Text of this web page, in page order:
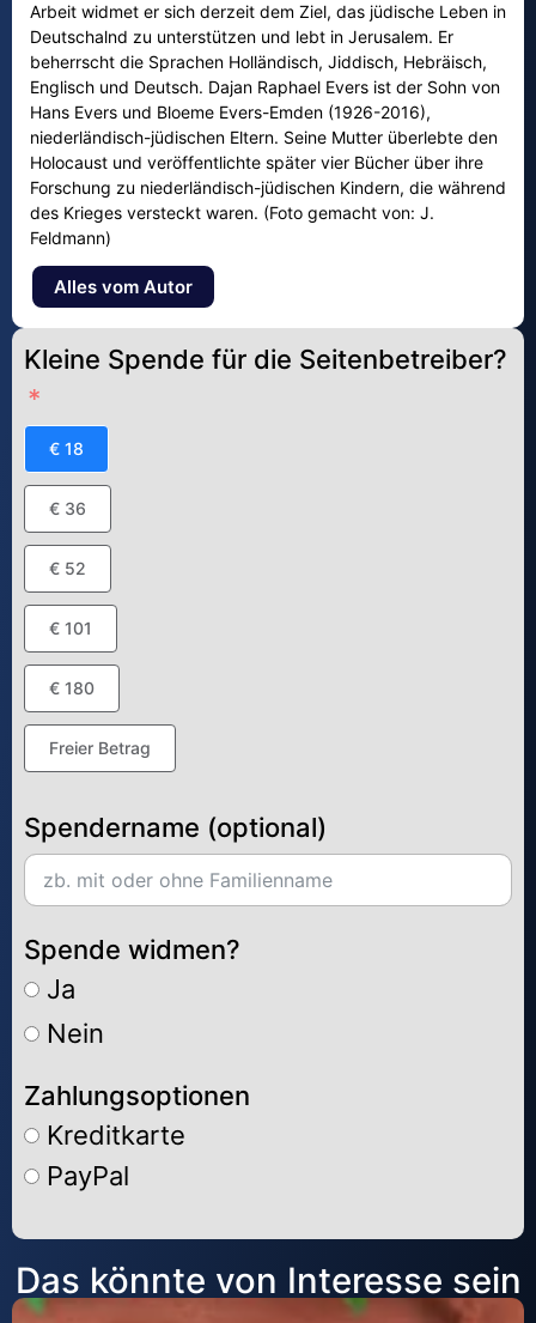
Arbeit widmet er sich derzeit dem Ziel, das jüdische Leben in
Deutschalnd zu unterstützen und lebt in Jerusalem. Er
beherrscht die Sprachen Holländisch, Jiddisch, Hebräisch,
Englisch und Deutsch. Dajan Raphael Evers ist der Sohn von
Hans Evers und Bloeme Evers-Emden (1926-2016),
niederländisch-jüdischen Eltern. Seine Mutter überlebte den
Holocaust und veröffentlichte später vier Bücher über ihre
Forschung zu niederländisch-jüdischen Kindern, die während
des Krieges versteckt waren. (Foto gemacht von: J.
Feldmann)
Alles vom Autor
Kleine Spende für die Seitenbetreiber?
€ 18
€ 36
€ 52
€ 101
€ 180
Freier Betrag
Spendername (optional)
Spende widmen?
Ja
Nein
Zahlungsoptionen
Kreditkarte
PayPal
Alternative:
Das könnte von Interesse sein